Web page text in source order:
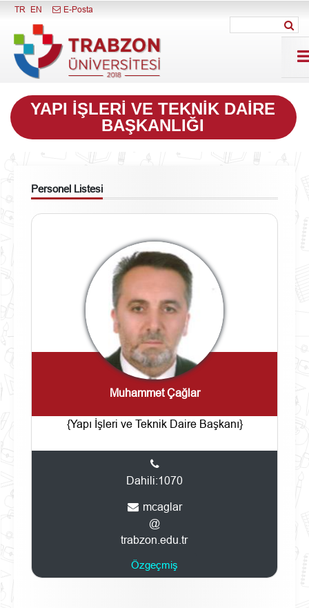
Menüyü Kapat
TR EN E-Posta
YAPI İŞLERI VE TEKNIK DAIRE
BAŞKANLIĞI
Personel Listesi
Muhammet Çağlar
{Yapı İşleri ve Teknik Daire Başkanı}
Dahili:1070
mcaglar
@
trabzon.edu.tr
Özgeçmiş